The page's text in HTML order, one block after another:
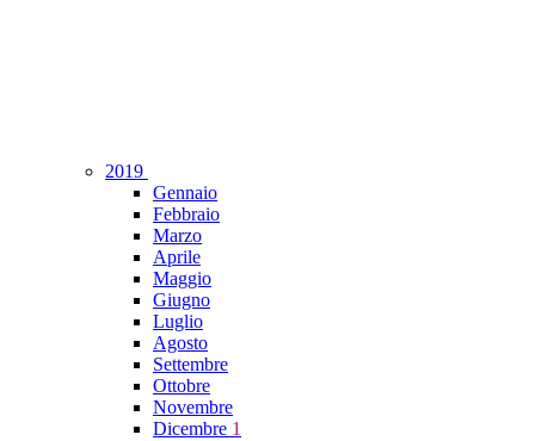
2019
Gennaio
Febbraio
Marzo
Aprile
Maggio
Giugno
Luglio
Agosto
Settembre
Ottobre
Novembre
Dicembre 1